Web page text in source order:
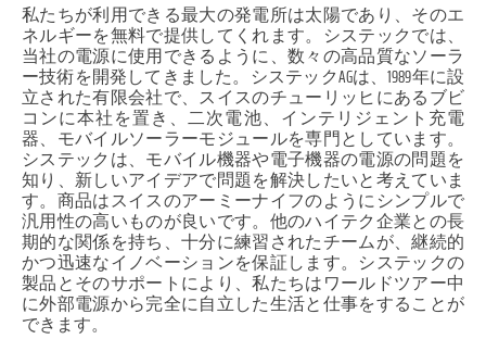
私たちが利用できる最大の発電所は太陽であり、そのエ
ネルギーを無料で提供してくれます。システックでは、
当社の電源に使用できるように、数々の高品質なソーラ
ー技術を開発してきました。システックAGは、1989年に設
立された有限会社で、スイスのチューリッヒにあるブビ
コンに本社を置き、二次電池、インテリジェント充電
器、モバイルソーラーモジュールを専門としています。
システックは、モバイル機器や電子機器の電源の問題を
知り、新しいアイデアで問題を解決したいと考えていま
す。商品はスイスのアーミーナイフのようにシンプルで
汎用性の高いものが良いです。他のハイテク企業との長
期的な関係を持ち、十分に練習されたチームが、継続的
かつ迅速なイノベーションを保証します。システックの
製品とそのサポートにより、私たちはワールドツアー中
に外部電源から完全に自立した生活と仕事をすることが
できます。